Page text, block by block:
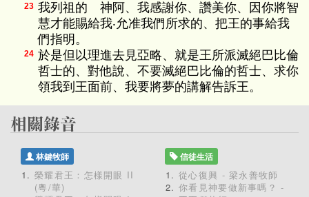
23 我列祖的 神阿、我感謝你、讚美你、因你將智
慧才能賜給我‧允准我們所求的、把王的事給我
們指明。
24 於是但以理進去見亞略、就是王所派滅絕巴比倫
哲士的、對他說、不要滅絕巴比倫的哲士、求你
領我到王面前、我要將夢的講解告訴王。
林鍵牧師
榮耀君王：怎樣開眼 II
(粵/華)
信徒生活
從心復興 - 梁永善牧師
你看見神要做新事嗎？ -